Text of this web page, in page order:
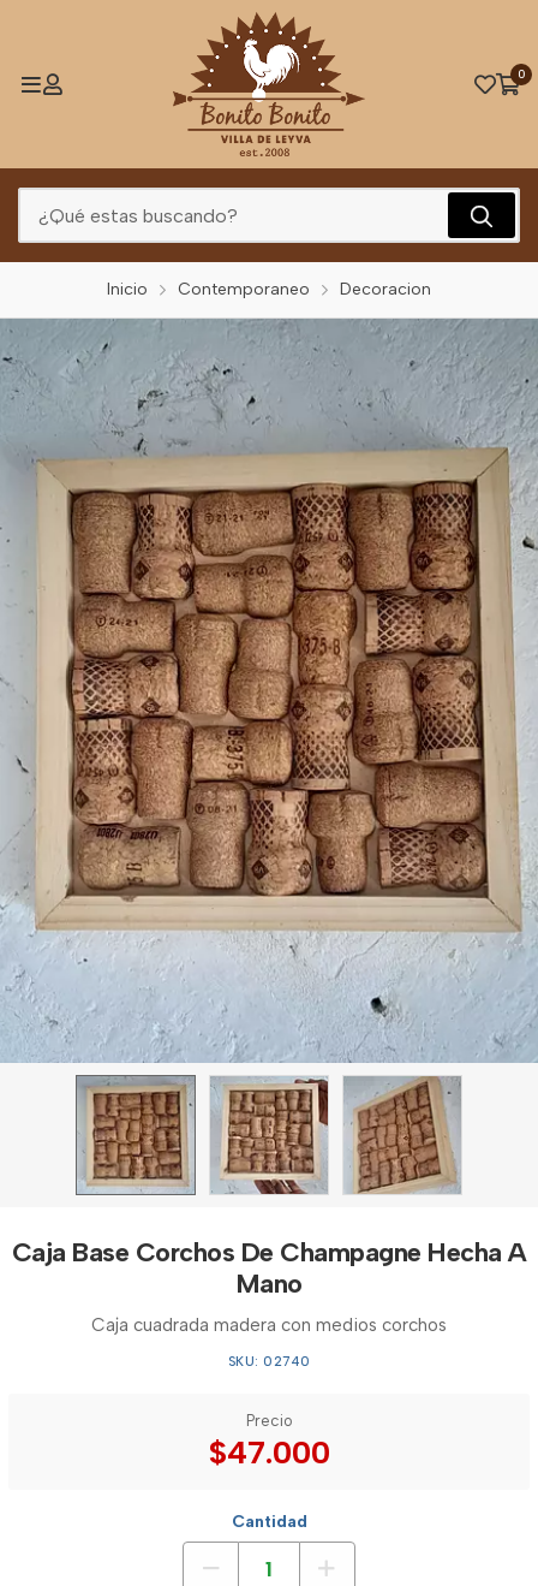
0
Inicio Contemporaneo Decoracion
Caja Base Corchos De Champagne Hecha A
Mano
Caja cuadrada madera con medios corchos
SKU: 02740
Precio
$47.000
Cantidad